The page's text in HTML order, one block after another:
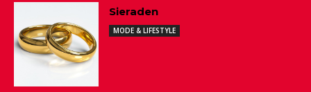
Sieraden
MODE & LIFESTYLE